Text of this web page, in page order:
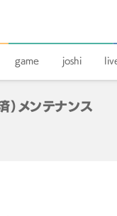
game joshi
）メンテナンス